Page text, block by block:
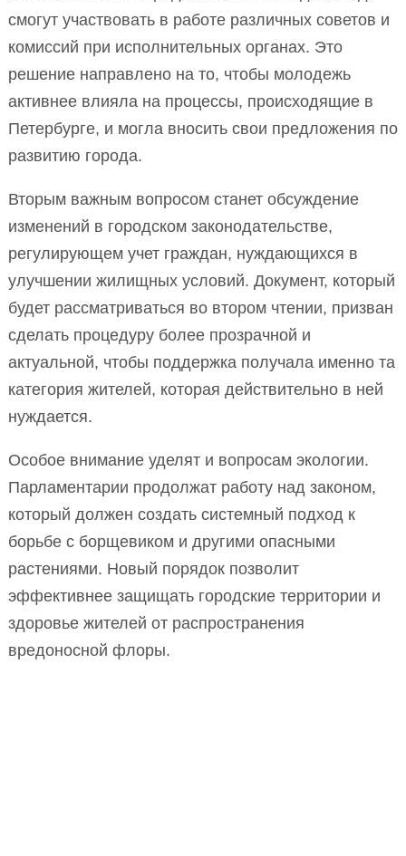
смогут участвовать в работе различных советов и
комиссий при исполнительных органах. Это
решение направлено на то, чтобы молодежь
активнее влияла на процессы, происходящие в
Петербурге, и могла вносить свои предложения по
развитию города.
Вторым важным вопросом станет обсуждение
изменений в городском законодательстве,
регулирующем учет граждан, нуждающихся в
улучшении жилищных условий. Документ, который
будет рассматриваться во втором чтении, призван
сделать процедуру более прозрачной и
актуальной, чтобы поддержка получала именно та
категория жителей, которая действительно в ней
нуждается.
Особое внимание уделят и вопросам экологии.
Парламентарии продолжат работу над законом,
который должен создать системный подход к
борьбе с борщевиком и другими опасными
растениями. Новый порядок позволит
эффективнее защищать городские территории и
здоровье жителей от распространения
вредоносной флоры.